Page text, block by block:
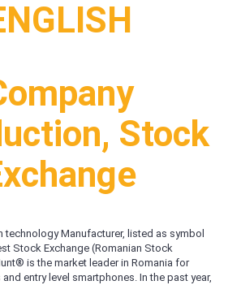
Stock
technology Manufacturer, listed as symbol
Stock Exchange (Romanian Stock
is the market leader in Romania for
entry level smartphones. In the past year,